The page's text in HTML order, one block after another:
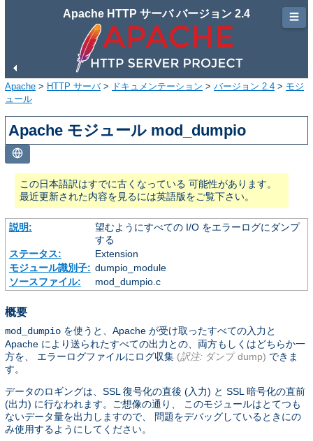
Apache HTTP サーバ バージョン 2.4
Apache > HTTP サーバ> ドキュメンテーション > バージョン 2.4 > モジ
ュール
Apache モジュール mod_dumpio
この日本語訳はすでに古くなっている 可能性があります。
最近更新された内容を見るには英語版をご覧下さい。
説明:
望むようにすべての I/O をエラーログにダンプ
する
ステータス:
Extension
モジュール識別子: dumpio_module
ソースファイル:
mod_dumpio.c
概要
mod_dumpio を使うと、Apache が受け取ったすべての入力と
Apache により送られたすべての出力との、両方もしくはどちらか一
方を、 エラーログファイルにログ収集 (訳注: ダンプ dump) できま
す。
データのロギングは、SSL 復号化の直後 (入力) と SSL 暗号化の直前
(出力) に行なわれます。ご想像の通り、 このモジュールはとてつも
ないデータ量を出力しますので、 問題をデバッグしているときにの
み使用するようにしてください。
☰